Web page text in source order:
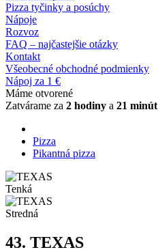
Pizza tyčinky a posúchy
Nápoje
Rozvoz
FAQ – najčastejšie otázky
Kontakt
Všeobecné obchodné podmienky
Nápoj za 1 €
Máme otvorené
Zatvárame za 2 hodiny a 21 minút
Pizza
Pikantná pizza
Tenká
Stredná
43. TEXAS